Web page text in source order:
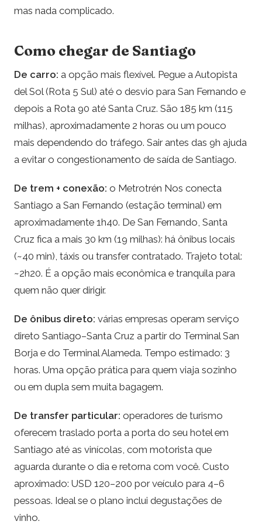
mas nada complicado.
Como chegar de Santiago
De carro: a opção mais flexível. Pegue a Autopista
del Sol (Rota 5 Sul) até o desvio para San Fernando e
depois a Rota 90 até Santa Cruz. São 185 km (115
milhas), aproximadamente 2 horas ou um pouco
mais dependendo do tráfego. Sair antes das 9h ajuda
a evitar o congestionamento de saída de Santiago.
De trem + conexão: o Metrotrén Nos conecta
Santiago a San Fernando (estação terminal) em
aproximadamente 1h40. De San Fernando, Santa
Cruz fica a mais 30 km (19 milhas): há ônibus locais
(~40 min), táxis ou transfer contratado. Trajeto total:
~2h20. É a opção mais econômica e tranquila para
quem não quer dirigir.
De ônibus direto: várias empresas operam serviço
direto Santiago–Santa Cruz a partir do Terminal San
Borja e do Terminal Alameda. Tempo estimado: 3
horas. Uma opção prática para quem viaja sozinho
ou em dupla sem muita bagagem.
De transfer particular: operadores de turismo
oferecem traslado porta a porta do seu hotel em
Santiago até as vinícolas, com motorista que
aguarda durante o dia e retorna com você. Custo
aproximado: USD 120–200 por veículo para 4–6
pessoas. Ideal se o plano inclui degustações de
vinho.